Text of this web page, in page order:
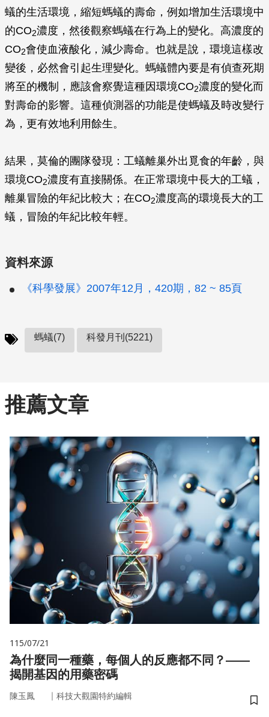
蟻的生活環境，縮短螞蟻的壽命，例如增加生活環境中
的CO2濃度，然後觀察螞蟻在行為上的變化。高濃度的
CO2會使血液酸化，減少壽命。也就是說，環境這樣改
變後，必然會引起生理變化。螞蟻體內要是有偵查死期
將至的機制，應該會察覺這種因環境CO2濃度的變化而
對壽命的影響。這種偵測器的功能是使螞蟻及時改變行
為，更有效地利用餘生。
結果，莫倫的團隊發現：工蟻離巢外出覓食的年齡，與
環境CO2濃度有直接關係。在正常環境中長大的工蟻，
離巢冒險的年紀比較大；在CO2濃度高的環境長大的工
蟻，冒險的年紀比較年輕。
資料來源
《科學發展》2007年12月，420期，82 ~ 85頁
螞蟻(7) 科發月刊(5221)
推薦文章
115/07/21
為什麼同一種藥，每個人的反應都不同？——
揭開基因的用藥密碼
陳玉鳳 ｜ 科技大觀園特約編輯
儲